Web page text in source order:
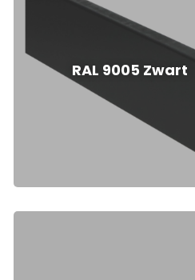
RAL 9005 Zwart